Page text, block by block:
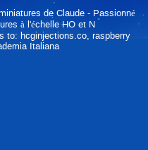
de Claude - Passionné
à l'échelle HO et N
to: hcginjections.co, raspberry
Italiana